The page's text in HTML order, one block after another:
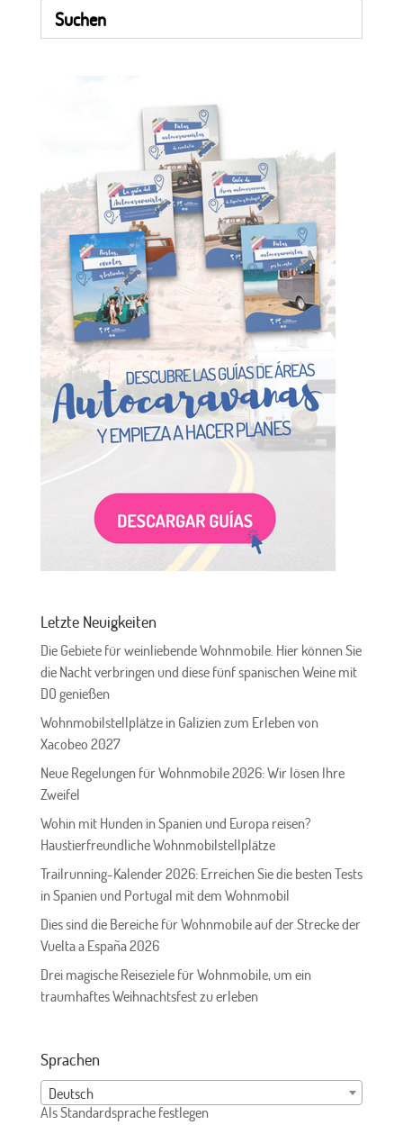
Letzte Neuigkeiten
Die Gebiete für weinliebende Wohnmobile. Hier können Sie
die Nacht verbringen und diese fünf spanischen Weine mit
DO genießen
Wohnmobilstellplätze in Galizien zum Erleben von
Xacobeo 2027
Neue Regelungen für Wohnmobile 2026: Wir lösen Ihre
Zweifel
Wohin mit Hunden in Spanien und Europa reisen?
Haustierfreundliche Wohnmobilstellplätze
Trailrunning-Kalender 2026: Erreichen Sie die besten Tests
in Spanien und Portugal mit dem Wohnmobil
Dies sind die Bereiche für Wohnmobile auf der Strecke der
Vuelta a España 2026
Drei magische Reiseziele für Wohnmobile, um ein
traumhaftes Weihnachtsfest zu erleben
Sprachen
Deutsch
Als Standardsprache festlegen